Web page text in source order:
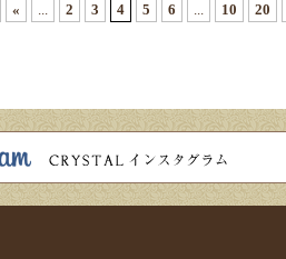
« ... 2 3 4 5 6 ... 10 20